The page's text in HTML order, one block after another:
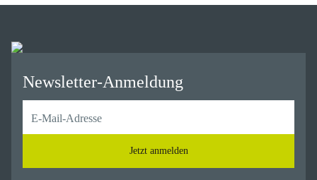
Newsletter-Anmeldung
Jetzt anmelden